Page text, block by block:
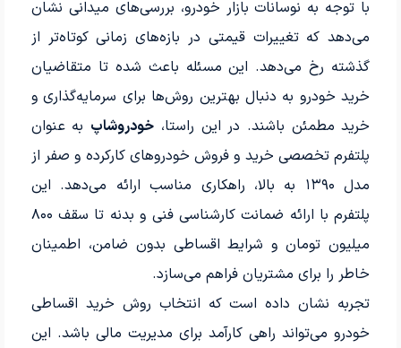
با توجه به نوسانات بازار خودرو، بررسی‌های میدانی نشان
می‌دهد که تغییرات قیمتی در بازه‌های زمانی کوتاه‌تر از
گذشته رخ می‌دهد. این مسئله باعث شده تا متقاضیان
خرید خودرو به دنبال بهترین روش‌ها برای سرمایه‌گذاری و
خرید مطمئن باشند. در این راستا، خودروشاپ به عنوان
پلتفرم تخصصی خرید و فروش خودروهای کارکرده و صفر از
مدل ۱۳۹۰ به بالا، راهکاری مناسب ارائه می‌دهد. این
پلتفرم با ارائه ضمانت کارشناسی فنی و بدنه تا سقف ۸۰۰
میلیون تومان و شرایط اقساطی بدون ضامن، اطمینان
خاطر را برای مشتریان فراهم می‌سازد.
تجربه نشان داده است که انتخاب روش خرید اقساطی
خودرو می‌تواند راهی کارآمد برای مدیریت مالی باشد. این